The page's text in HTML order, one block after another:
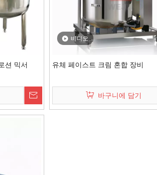
션 믹서
비디오
유체 페이스트 크림 혼합 장비
바구니에 담기